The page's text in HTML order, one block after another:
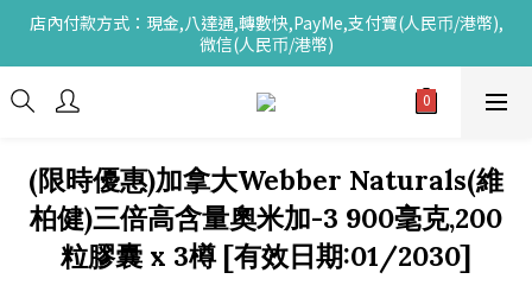
店內付款方式：現金,八達通,轉數快,PayMe,支付寶(人民币/港幣),
微信(人民币/港幣)
(限時優惠)加拿大Webber Naturals(維
柏健)三倍高含量奧米加-3 900毫克,200
粒膠囊 x 3樽 [有效日期:01/2030]